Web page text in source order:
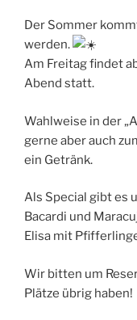
Der Sommer
werden.
Am Freitag findet
Abend statt.
Wahlweise in der
gerne aber auch
ein Getränk.
Als Special gibt es
Bacardi und
Elisa mit
Wir bitten um
Plätze übrig haben!